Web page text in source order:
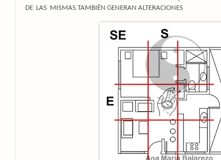
DE LAS MISMAS TAMBIÉN GENERAN ALTERACIONES